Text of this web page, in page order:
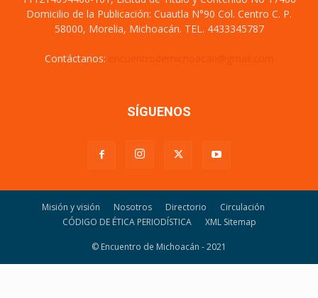
Domicilio de la Publicación: Cuautla N°90 Col. Centro C. P.
58000, Morelia, Michoacán. TEL. 4433345787
Contáctanos:
SÍGUENOS
Misión y visión Nosotros Directorio
Circulación
CÓDIGO DE ÉTICA PERIODÍSTICA
XML Sitemap
© Encuentro de Michoacán - 2021